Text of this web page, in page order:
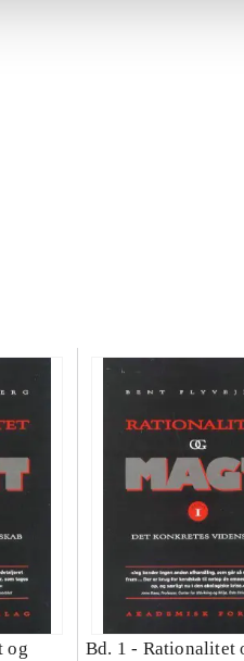
og
Bd. 1 - Rationalitet